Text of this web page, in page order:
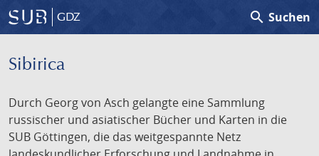
GDZ search Suchen
Sibirica
Durch Georg von Asch gelangte eine Sammlung
russischer und asiatischer Bücher und Karten in die
SUB Göttingen, die das weitgespannte Netz